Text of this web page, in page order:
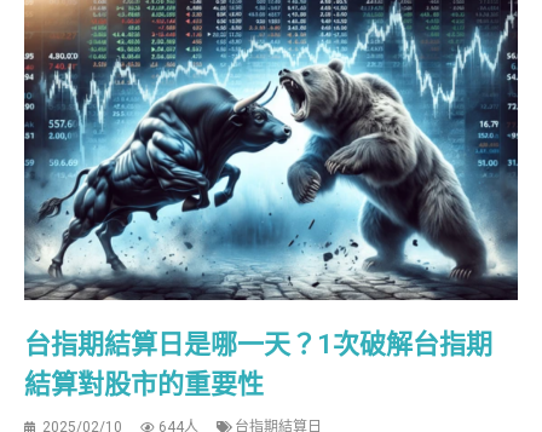
台指期結算日是哪一天？1次破解台指期
結算對股市的重要性
2025/02/10 644人 台指期結算日